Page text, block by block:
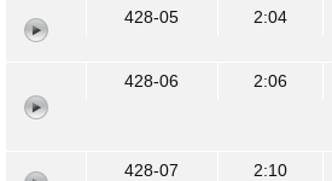
428-05
2:04
428-06
2:06
428-07
2:10